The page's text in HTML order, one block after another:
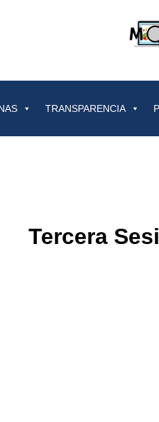
TRANSPARENCIA
Tercera